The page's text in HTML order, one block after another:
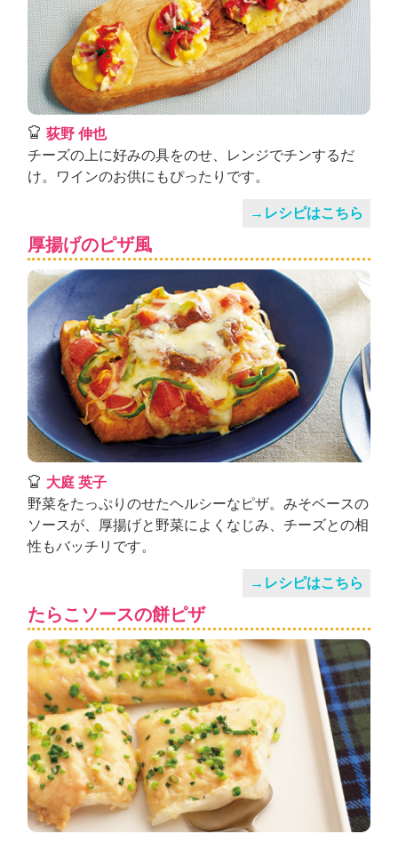
荻野 伸也
チーズの上に好みの具をのせ、レンジでチンするだ
け。ワインのお供にもぴったりです。
→レシピはこちら
厚揚げのピザ風
大庭 英子
野菜をたっぷりのせたヘルシーなピザ。みそベースの
ソースが、厚揚げと野菜によくなじみ、チーズとの相
性もバッチリです。
→レシピはこちら
たらこソースの餅ピザ